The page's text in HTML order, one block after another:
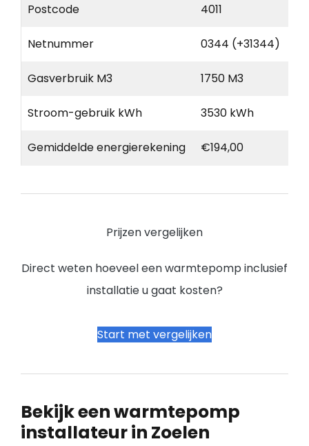
Postcode 4011
Netnummer 0344 (+31344)
Gasverbruik M3 1750 M3
Stroom-gebruik kWh 3530 kWh
Gemiddelde energierekening €194,00
Prijzen vergelijken
Direct weten hoeveel een warmtepomp inclusief
installatie u gaat kosten?
Start met vergelijken
Bekijk een warmtepomp
installateur in Zoelen